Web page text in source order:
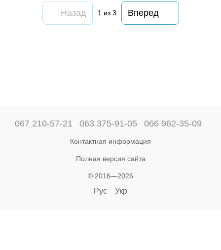
Назад 1 из 3 Вперед
067 210-57-21 063 375-91-05 066 962-35-09
Контактная информация
Полная версия сайта
© 2016—2026
Рус Укр